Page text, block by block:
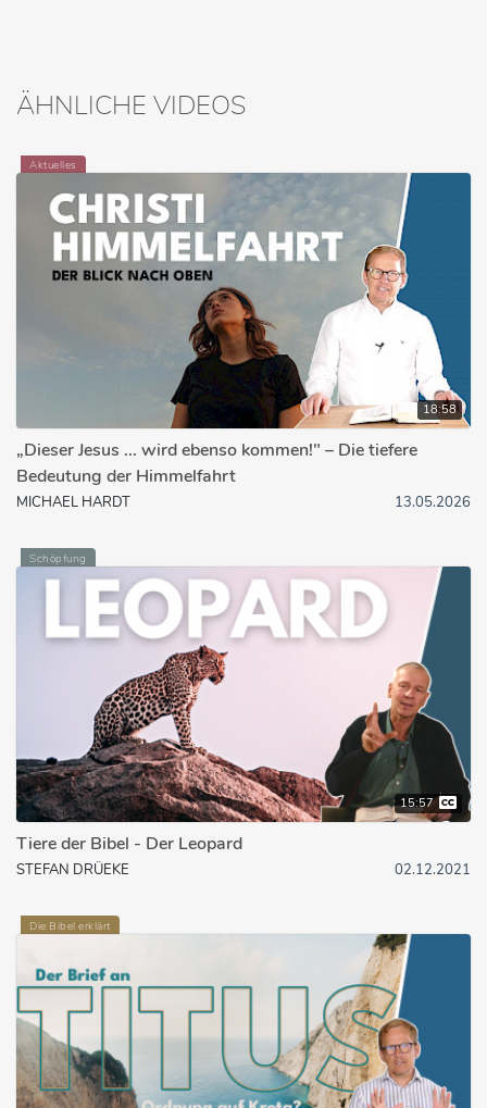
ÄHNLICHE VIDEOS
Aktuelles
18:58
„Dieser Jesus ... wird ebenso kommen!" – Die tiefere
Bedeutung der Himmelfahrt
MICHAEL HARDT 13.05.2026
Schöpfung
15:57
Tiere der Bibel - Der Leopard
STEFAN DRÜEKE 02.12.2021
Die Bibel erklärt